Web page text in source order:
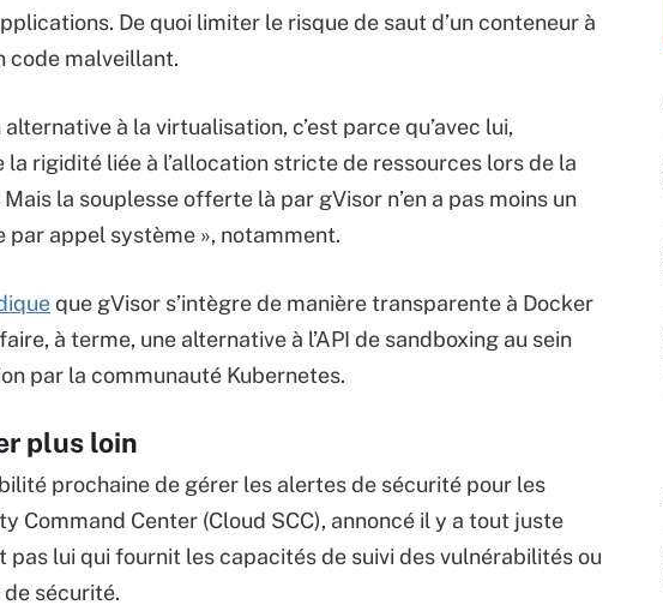
De quoi limiter le risque de saut d’un conteneur à
code malveillant.
à la virtualisation, c’est parce qu’avec lui,
rigidité liée à l’allocation stricte de ressources lors de la
la souplesse offerte là par gVisor n’en a pas moins un
par appel système », notamment.
que gVisor s’intègre de manière transparente à Docker
à terme, une alternative à l’API de sandboxing au sein
par la communauté Kubernetes.
plus loin
prochaine de gérer les alertes de sécurité pour les
Command Center (Cloud SCC), annoncé il y a tout juste
pas lui qui fournit les capacités de suivi des vulnérabilités ou
sécurité.